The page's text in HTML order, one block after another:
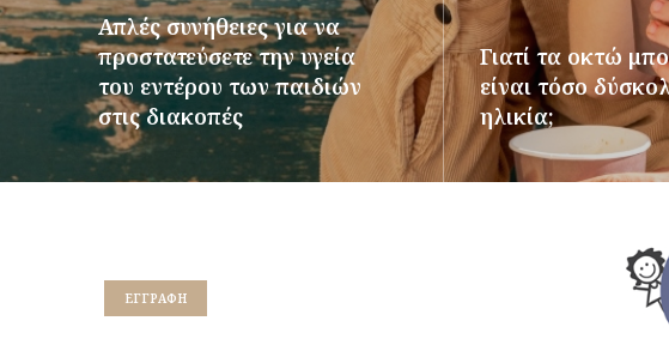
Απλές συνήθειες για να
προστατεύσετε την υγεία
του εντέρου των παιδιών
στις διακοπές
ΠΕΡΙΣΣΌΤΕΡΑ
Γιατί τα οκτώ
είναι τόσο
ηλικία;
ΠΕΡΙΣΣΌΤΕΡΑ
EΓΓΡΑΦΉ